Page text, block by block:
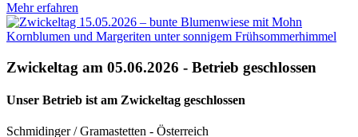
Mehr erfahren
Zwickeltag am 05.06.2026 - Betrieb geschlossen
Unser Betrieb ist am Zwickeltag geschlossen
Schmidinger / Gramastetten - Österreich